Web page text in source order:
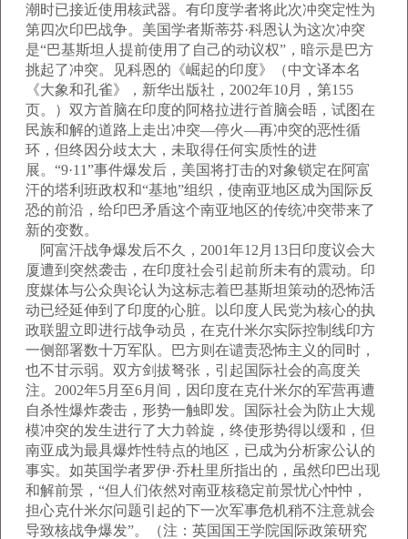
潮时已接近使用核武器。有印度学者将此次冲突定性为
第四次印巴战争。美国学者斯蒂芬·科恩认为这次冲突
是“巴基斯坦人提前使用了自己的动议权”，暗示是巴方
挑起了冲突。见科恩的《崛起的印度》（中文译本名
《大象和孔雀》，新华出版社，2002年10月，第155
页。）双方首脑在印度的阿格拉进行首脑会晤，试图在
民族和解的道路上走出冲突—停火—再冲突的恶性循
环，但终因分歧太大，未取得任何实质性的进
展。“9·11”事件爆发后，美国将打击的对象锁定在阿富
汗的塔利班政权和“基地”组织，使南亚地区成为国际反
恐的前沿，给印巴矛盾这个南亚地区的传统冲突带来了
新的变数。
阿富汗战争爆发后不久，2001年12月13日印度议会大
厦遭到突然袭击，在印度社会引起前所未有的震动。印
度媒体与公众舆论认为这标志着巴基斯坦策动的恐怖活
动已经延伸到了印度的心脏。以印度人民党为核心的执
政联盟立即进行战争动员，在克什米尔实际控制线印方
一侧部署数十万军队。巴方则在谴责恐怖主义的同时，
也不甘示弱。双方剑拔弩张，引起国际社会的高度关
注。2002年5月至6月间，因印度在克什米尔的军营再遭
自杀性爆炸袭击，形势一触即发。国际社会为防止大规
模冲突的发生进行了大力斡旋，终使形势得以缓和，但
南亚成为最具爆炸性特点的地区，已成为分析家公认的
事实。如英国学者罗伊·乔杜里所指出的，虽然印巴出现
和解前景，“但人们依然对南亚核稳定前景忧心忡忡，
担心克什米尔问题引起的下一次军事危机稍不注意就会
导致核战争爆发”。（注：英国国王学院国际政策研究